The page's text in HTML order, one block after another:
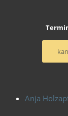
Anja